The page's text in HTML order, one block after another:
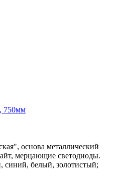
750мм
основа металлический
мерцающие светодиоды.
синий, белый, золотистый;